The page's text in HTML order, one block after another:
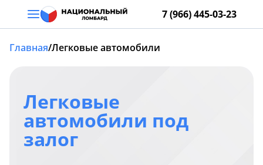
7 (966) 445-03-23
Главная/Легковые автомобили
Легковые
автомобили под
залог